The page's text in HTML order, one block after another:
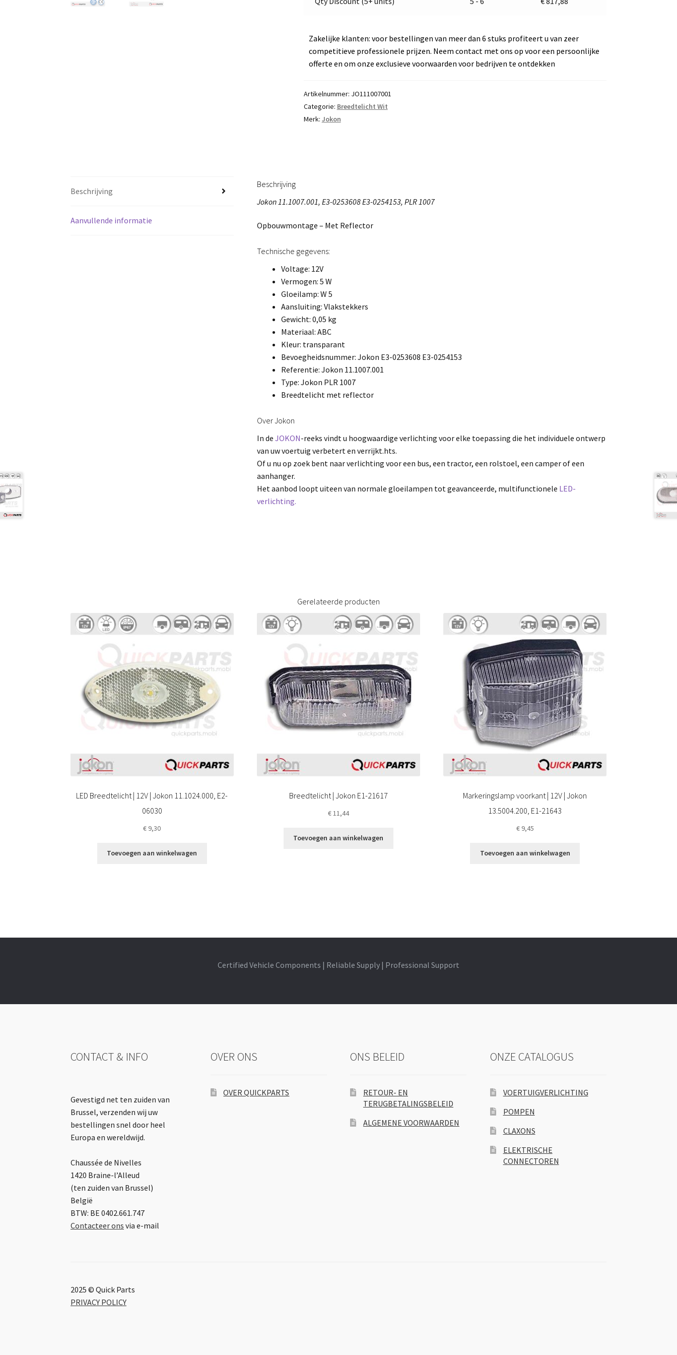
Zakelijke klanten: voor bestellingen van meer dan 6 stuks profiteert u van zeer
competitieve professionele prijzen. Neem contact met ons op voor een persoonlijke
offerte en om onze exclusieve voorwaarden voor bedrijven te ontdekken
Artikelnummer: JO111007001
Categorie: Breedtelicht Wit
Merk: Jokon
Beschrijving
Aanvullende informatie
Beschrijving
Jokon 11.1007.001, E3-0253608 E3-0254153, PLR 1007
Opbouwmontage – Met Reflector
Technische gegevens:
Voltage: 12V
Vermogen: 5 W
Gloeilamp: W 5
Aansluiting: Vlakstekkers
Gewicht: 0,05 kg
Materiaal: ABC
Kleur: transparant
Bevoegheidsnummer: Jokon E3-0253608 E3-0254153
Referentie: Jokon 11.1007.001
Type: Jokon PLR 1007
Breedtelicht met reflector
Over Jokon
In deJOKON-reeks vindt u hoogwaardige verlichting voor elke toepassing die het individuele ontwerp
van uw voertuig verbetert en verrijkt.hts.
Of u nu op zoek bent naar verlichting voor een bus, een tractor, een rolstoel, een camper of een
aanhanger.
Het aanbod loopt uiteen van normale gloeilampen tot geavanceerde, multifunctionele LED-
verlichting.
Gerelateerde producten
LED Breedtelicht | 12V | Jokon 11.1024.000, E2-
06030
€ 9,30
Toevoegen aan winkelwagen
Breedtelicht | Jokon E1-21617
€11,44
Toevoegen aan winkelwagen
Markeringslamp voorkant | 12V | Jokon
13.5004.200, E1-21643
€9,45
Toevoegen aan winkelwagen
Certified Vehicle Components | Reliable Supply | Professional Support
CONTACT & INFO
Gevestigd net ten zuiden van
Brussel, verzenden wij uw
bestellingen snel door heel
Europa en wereldwijd.
Chaussée de Nivelles
1420 Braine-l’Alleud
(ten zuiden van Brussel)
België
BTW: BE 0402.661.747
Contacteer ons via e-mail
OVER ONS
OVER QUICKPARTS
ONS BELEID
RETOUR- EN
TERUGBETALINGSBELEID
ALGEMENE VOORWAARDEN
ONZE CATALOGUS
VOERTUIGVERLICHTING
POMPEN
CLAXONS
ELEKTRISCHE
CONNECTOREN
2025 © Quick Parts
PRIVACY POLICY